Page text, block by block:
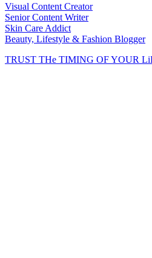
Visual Content Creator
Senior Content Writer
Skin Care Addict
Beauty, Lifestyle & Fashion Blogger
TRUST THe TIMING OF YOUR